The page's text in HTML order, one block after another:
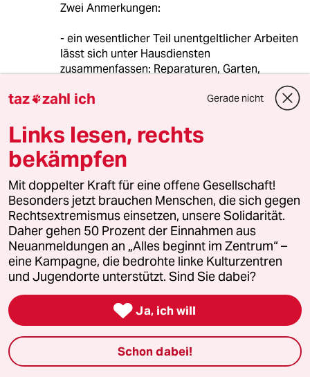
Zwei Anmerkungen:
- ein wesentlicher Teil unentgeltlicher Arbeiten
lässt sich unter Hausdiensten
zusammenfassen: Reparaturen, Garten,
unentgeltlich und familiennützig, spielt aber in
der gesellschaftlichen Diskussion keine Rolle.
Es wäre fair, diese vornehmlich männlich
erledigten Aufgaben mit einzubeziehen.
- Systemrelevanz ist kein hilfreiches
Abgrenzungskriterium auf lange Sicht. In
unserer Gesellschaft sind alle nicht
systemrelevanten Berufe längst
wegrationalisiert.
Die sozialen Berufe sind auch nicht gering
bezahlt, weil es Frauentypische Berufe sind,
sondern weil es gering qualifizierte Berufe mit
wenig Ausbildung sind. Und Ausbildungsniveau
und Lohn hängen nun mal systematisch
taz zahl ich Gerade nicht
Links lesen, rechts
bekämpfen
Mit doppelter Kraft für eine offene Gesellschaft!
Besonders jetzt brauchen Menschen, die sich gegen
Rechtsextremismus einsetzen, unsere Solidarität.
Daher gehen 50 Prozent der Einnahmen aus
Neuanmeldungen an „Alles beginnt im Zentrum“ –
eine Kampagne, die bedrohte linke Kulturzentren
und Jugendorte unterstützt. Sind Sie dabei?
 Ja, ich will
Schon dabei!